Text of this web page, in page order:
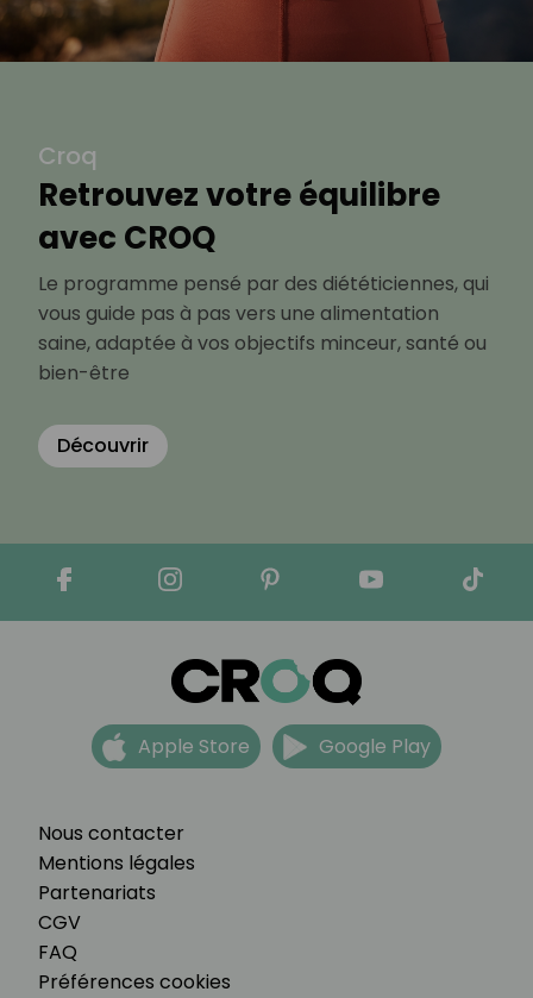
Croq
Retrouvez votre équilibre
avec CROQ
Le programme pensé par des diététiciennes, qui
vous guide pas à pas vers une alimentation
saine, adaptée à vos objectifs minceur, santé ou
bien-être
Découvrir
Nous contacter
Mentions légales
Partenariats
CGV
FAQ
Préférences cookies
Apple Store Google Play